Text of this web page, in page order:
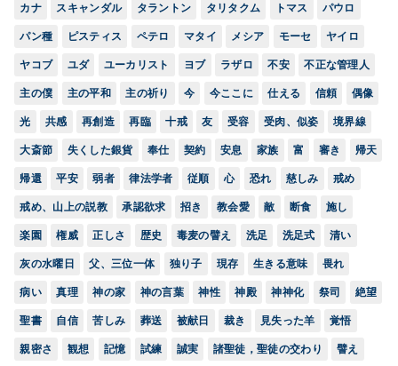
カナ スキャンダル タラントン タリタクム トマス パウロ
パン種 ピスティス ペテロ マタイ メシア モーセ ヤイロ
ヤコブ ユダ ユーカリスト ヨブ ラザロ 不安 不正な管理人
主の僕 主の平和 主の祈り 今 今ここに 仕える 信頼 偶像
光 共感 再創造 再臨 十戒 友 受容 受肉、似姿 境界線
大斎節 失くした銀貨 奉仕 契約 安息 家族 富 審き 帰天
帰還 平安 弱者 律法学者 従順 心 恐れ 慈しみ 戒め
戒め、山上の説教 承認欲求 招き 教会愛 敵 断食 施し
楽園 権威 正しさ 歴史 毒麦の譬え 洗足 洗足式 清い
灰の水曜日 父、三位一体 独り子 現存 生きる意味 畏れ
病い 真理 神の家 神の言葉 神性 神殿 神神化 祭司 絶望
聖書 自信 苦しみ 葬送 被献日 裁き 見失った羊 覚悟
親密さ 観想 記憶 試練 誠実 諸聖徒，聖徒の交わり 譬え